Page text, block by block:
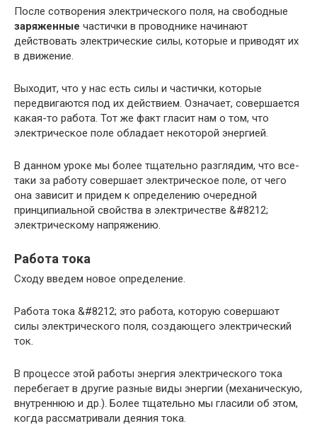
После сотворения электрического поля, на свободные
заряженные частички в проводнике начинают
действовать электрические силы, которые и приводят их
в движение.
Выходит, что у нас есть силы и частички, которые
передвигаются под их действием. Означает, совершается
какая-то работа. Тот же факт гласит нам о том, что
электрическое поле обладает некоторой энергией.
В данном уроке мы более тщательно разглядим, что все-
таки за работу совершает электрическое поле, от чего
она зависит и придем к определению очередной
принципиальной свойства в электричестве &#8212;
электрическому напряжению.
Работа тока
Сходу введем новое определение.
Работа тока &#8212; это работа, которую совершают
силы электрического поля, создающего электрический
ток.
В процессе этой работы энергия электрического тока
перебегает в другие разные виды энергии (механическую,
внутреннюю и др.). Более тщательно мы гласили об этом,
когда рассматривали деяния тока.